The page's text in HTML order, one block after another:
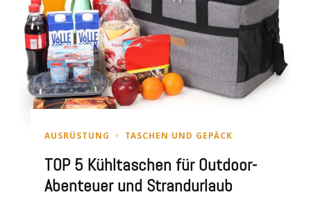
AUSRÜSTUNG TASCHEN UND GEPÄCK
TOP 5 Kühltaschen für Outdoor-
Abenteuer und Strandurlaub